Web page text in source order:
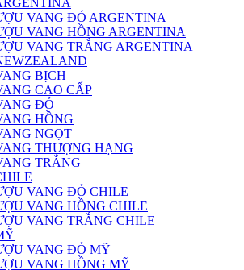
VANG ĐỎ ARGENTINA
VANG HỒNG ARGENTINA
VANG TRẮNG ARGENTINA
BỊCH
CAO CẤP
ĐỎ
HỒNG
NGỌT
THƯỢNG HẠNG
TRẮNG
VANG ĐỎ CHILE
VANG HỒNG CHILE
VANG TRẮNG CHILE
VANG ĐỎ MỸ
VANG HỒNG MỸ